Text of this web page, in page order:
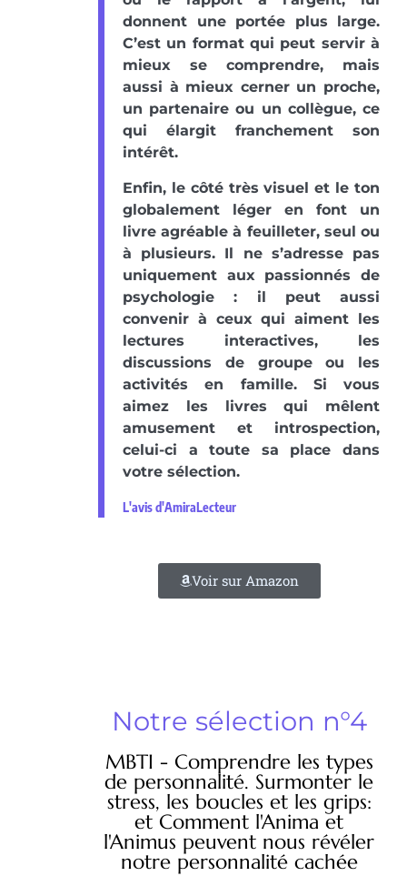
donnent une portée plus large.
C’est un format qui peut servir à
mieux se comprendre, mais
aussi à mieux cerner un proche,
un partenaire ou un collègue, ce
qui élargit franchement son
intérêt.
Enfin, le côté très visuel et le ton
globalement léger en font un
livre agréable à feuilleter, seul ou
à plusieurs. Il ne s’adresse pas
uniquement aux passionnés de
psychologie : il peut aussi
convenir à ceux qui aiment les
lectures interactives, les
discussions de groupe ou les
activités en famille. Si vous
aimez les livres qui mêlent
amusement et introspection,
celui-ci a toute sa place dans
votre sélection.
L'avis d'AmiraLecteur
Voir sur Amazon
Notre sélection n°4
MBTI - Comprendre les types
de personnalité. Surmonter le
stress, les boucles et les grips:
et Comment l'Anima et
l'Animus peuvent nous révéler
notre personnalité cachée